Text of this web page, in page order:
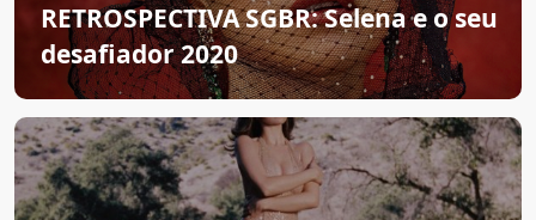
RETROSPECTIVA SGBR: Selena e o seu
desafiador 2020